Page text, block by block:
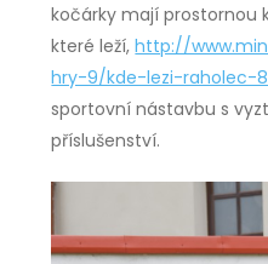
kočárky mají prostornou
které leží,http://
hry-9/kde-lezi-raholec-
sportovní nástavbu s
příslušenství.